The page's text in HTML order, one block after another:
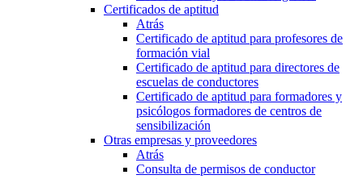
Certificados de aptitud
Atrás
Certificado de aptitud para profesores de
formación vial
Certificado de aptitud para directores de
escuelas de conductores
Certificado de aptitud para formadores y
psicólogos formadores de centros de
sensibilización
Otras empresas y proveedores
Atrás
Consulta de permisos de conductor